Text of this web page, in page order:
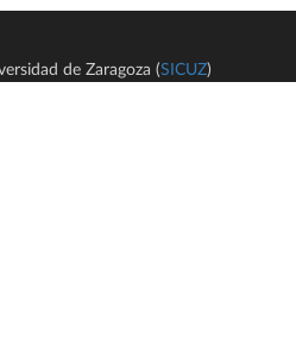
de Zaragoza (SICUZ)